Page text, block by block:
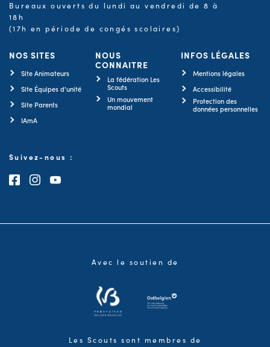
Bureaux ouverts du lundi au vendredi de 8 à
18h
(17h en période de congés scolaires)
NOS SITES
Site Animateurs
Site Équipes d'unité
Site Parents
IAmA
NOUS
CONNAITRE
La fédération Les
Scouts
Un mouvement
mondial
INFOS LÉGALES
Mentions légales
Accessibilité
Protection des
données personnelles
Suivez-nous :
Consultez notre page Facebook
Consultez notre page Instagram
Consultez notre chaîne Youtube
Avec le soutien de
Les Scouts sont membres de